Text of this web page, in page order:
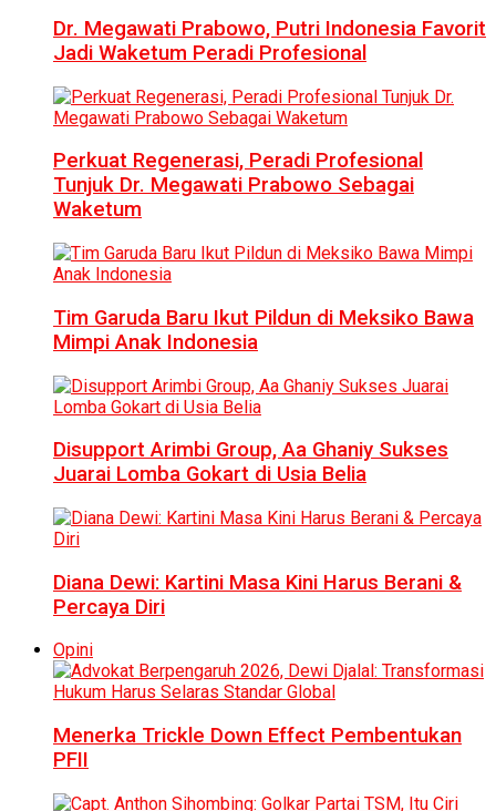
Dr. Megawati Prabowo, Putri Indonesia Favorit
Jadi Waketum Peradi Profesional
Perkuat Regenerasi, Peradi Profesional
Tunjuk Dr. Megawati Prabowo Sebagai
Waketum
Tim Garuda Baru Ikut Pildun di Meksiko Bawa
Mimpi Anak Indonesia
Disupport Arimbi Group, Aa Ghaniy Sukses
Juarai Lomba Gokart di Usia Belia
Diana Dewi: Kartini Masa Kini Harus Berani &
Percaya Diri
Opini
Menerka Trickle Down Effect Pembentukan
PFII